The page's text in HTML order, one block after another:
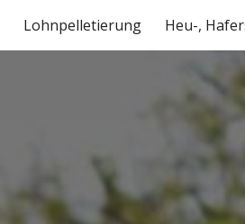
Skip to navigation
Lohnpelletierung